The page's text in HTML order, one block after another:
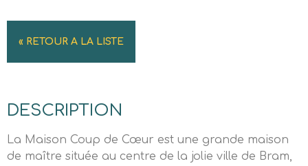
« RETOUR A LA LISTE
DESCRIPTION
La Maison Coup de Cœur est une grande maison
de maître située au centre de la jolie ville de Bram,